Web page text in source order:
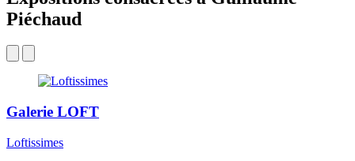
Piéchaud
Galerie LOFT
Loftissimes